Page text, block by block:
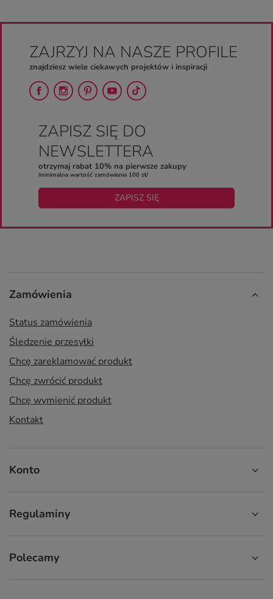
ZAJRZYJ NA NASZE PROFILE
znajdziesz wiele ciekawych projektów i inspiracji
ZAPISZ SIĘ DO
NEWSLETTERA
otrzymaj rabat 10% na pierwsze zakupy
/minimalna wartość zamówienia 100 zł/
ZAPISZ SIĘ
Zamówienia
Status zamówienia
Śledzenie przesyłki
Chcę zareklamować produkt
Chcę zwrócić produkt
Chcę wymienić produkt
Kontakt
Konto
Regulaminy
Polecamy